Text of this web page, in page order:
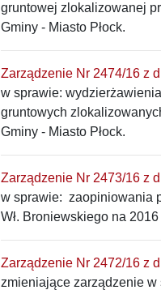
gruntowej zlokalizowanej
Gminy - Miasto Płock.
Zarządzenie Nr 2474/16 z
w sprawie:
gruntowych
Gminy - Miasto Płock.
Zarządzenie Nr 2473/16 z
w sprawie: zaopiniowania
Wł. Broniewskiego na
Zarządzenie Nr 2472/16 z
zmieniające zarządzenie